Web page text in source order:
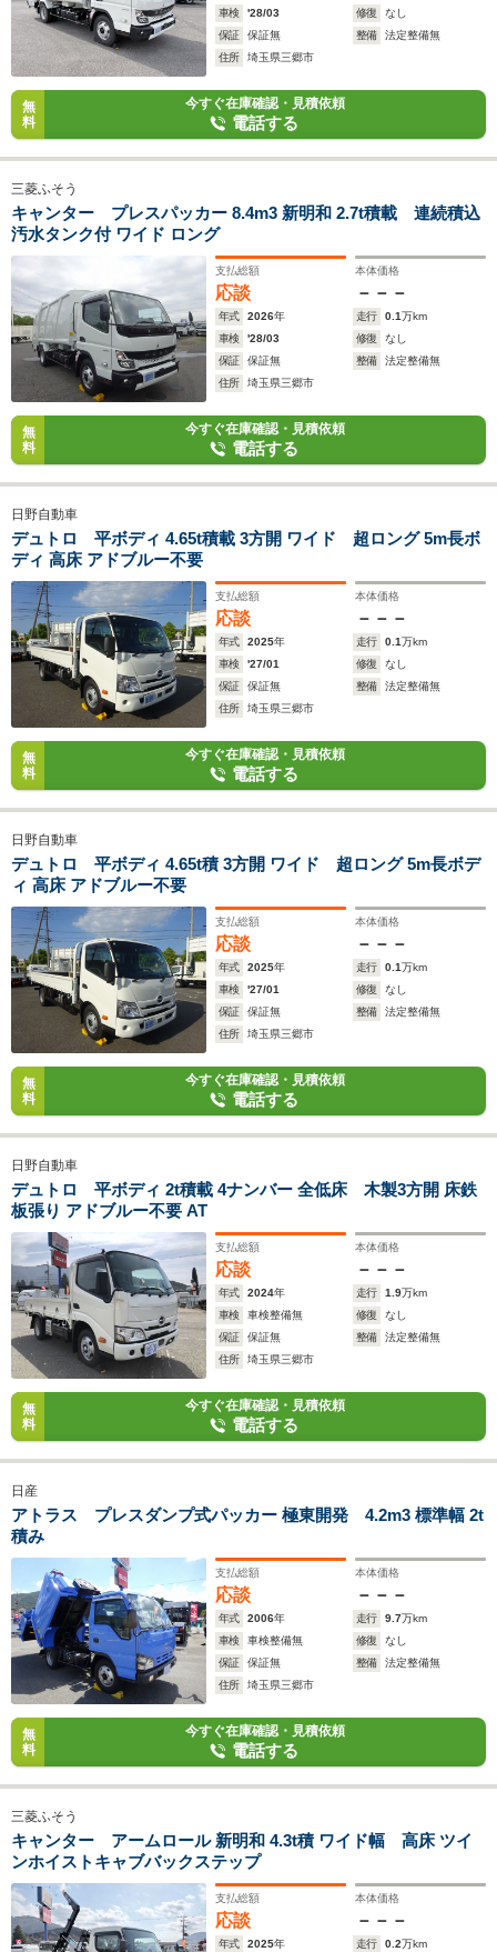
車検
'28/03 修復
なし
保証
保証無 整備
法定整備無
住所
埼玉県三郷市
無
料
今すぐ在庫確認・見積依頼
電話する
三菱ふそう
キャンター プレスパッカー 8.4m3 新明和 2.7t積載 連続積込
汚水タンク付 ワイド ロング
支払総額
応談
本体価格
－－－
年式 2026年 走行 0.1万km
車検
'28/03 修復
なし
保証
保証無 整備
法定整備無
住所
埼玉県三郷市
無
料
今すぐ在庫確認・見積依頼
電話する
日野自動車
デュトロ 平ボディ 4.65t積載 3方開 ワイド 超ロング 5m長ボ
ディ 高床 アドブルー不要
支払総額
応談
本体価格
－－－
年式 2025年 走行 0.1万km
車検
'27/01 修復
なし
保証
保証無 整備
法定整備無
住所
埼玉県三郷市
無
料
今すぐ在庫確認・見積依頼
電話する
日野自動車
デュトロ 平ボディ 4.65t積 3方開 ワイド 超ロング 5m長ボデ
ィ 高床 アドブルー不要
支払総額
応談
本体価格
－－－
年式 2025年 走行 0.1万km
車検
'27/01 修復
なし
保証
保証無 整備
法定整備無
住所
埼玉県三郷市
無
料
今すぐ在庫確認・見積依頼
電話する
日野自動車
デュトロ 平ボディ 2t積載 4ナンバー 全低床 木製3方開 床鉄
板張り アドブルー不要 AT
支払総額
応談
本体価格
－－－
年式 2024年 走行 1.9万km
車検
車検整備無 修復
なし
保証
保証無 整備
法定整備無
住所
埼玉県三郷市
無
料
今すぐ在庫確認・見積依頼
電話する
日産
アトラス プレスダンプ式パッカー 極東開発 4.2m3 標準幅 2t
積み
支払総額
応談
本体価格
－－－
年式 2006年 走行 9.7万km
車検
車検整備無 修復
なし
保証
保証無 整備
法定整備無
住所
埼玉県三郷市
無
料
今すぐ在庫確認・見積依頼
電話する
三菱ふそう
キャンター アームロール 新明和 4.3t積 ワイド幅 高床 ツイ
ンホイストキャブバックステップ
支払総額
応談
本体価格
－－－
年式 2025年 走行 0.2万km